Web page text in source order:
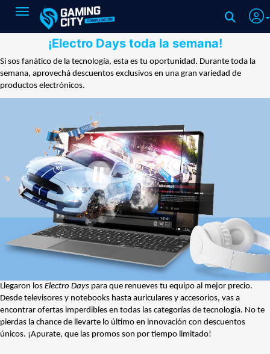
Toggle navigation
¡Electro Days toda la semana!
Si sos fanático de la tecnología, esta es tu oportunidad. Durante toda la
semana, aprovechá descuentos exclusivos en una gran variedad de
productos electrónicos.
Llegaron los Electro Days para que renueves tu equipo al mejor precio.
Desde televisores y notebooks hasta auriculares y accesorios, vas a
encontrar ofertas imperdibles en todas las categorías de tecnología. No te
pierdas la chance de llevarte lo último en innovación con descuentos
únicos. ¡Apurate, que las promos son por tiempo limitado!